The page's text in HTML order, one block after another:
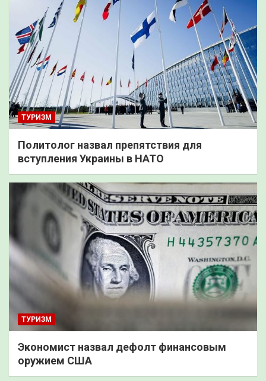
ТУРИЗМ
Политолог назвал препятствия для
вступления Украины в НАТО
ТУРИЗМ
Экономист назвал дефолт финансовым
оружием США